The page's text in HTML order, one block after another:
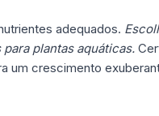
adequados.
plantas aquáticas.
um crescimento